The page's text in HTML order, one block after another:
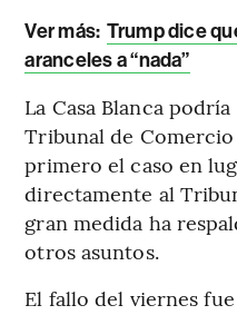
Ver más: Trump dice
aranceles a “nada”
La Casa Blanca
Tribunal de
primero el caso en
directamente al
gran medida ha
otros asuntos.
El fallo del viernes